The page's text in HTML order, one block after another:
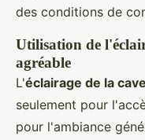
des conditions de
Utilisation de
agréable
L'éclairage de la
seulement pour
pour l'ambiance